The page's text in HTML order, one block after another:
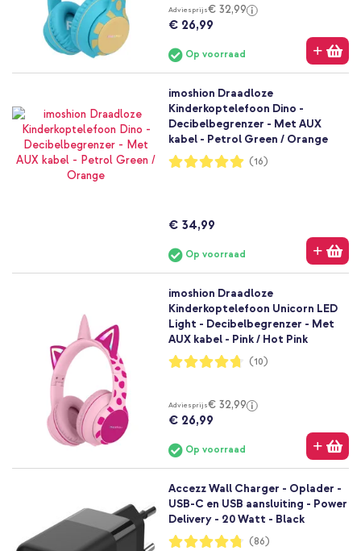
Adviesprijs€ 32,99
€ 26,99
Op voorraad
imoshion Draadloze
Kinderkoptelefoon Dino -
Decibelbegrenzer - Met AUX
kabel - Petrol Green / Orange
Waardering:
99%
(16)
€ 34,99
Op voorraad
imoshion Draadloze
Kinderkoptelefoon Unicorn LED
Light - Decibelbegrenzer - Met
AUX kabel - Pink / Hot Pink
Waardering:
94%
(10)
Adviesprijs€ 32,99
€ 26,99
Op voorraad
Accezz Wall Charger - Oplader -
USB-C en USB aansluiting - Power
Delivery - 20 Watt - Black
Waardering:
(86)